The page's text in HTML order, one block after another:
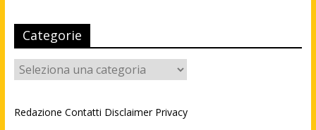
Categorie
Categorie
Redazione Contatti Disclaimer Privacy